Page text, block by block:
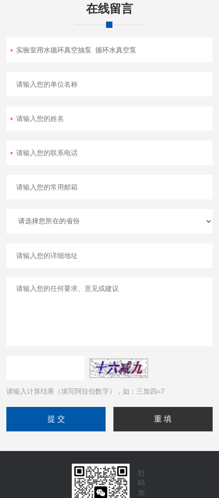
在线留言
请输入计算结果（填写阿拉伯数字），如：三加四=7
扫
码
加